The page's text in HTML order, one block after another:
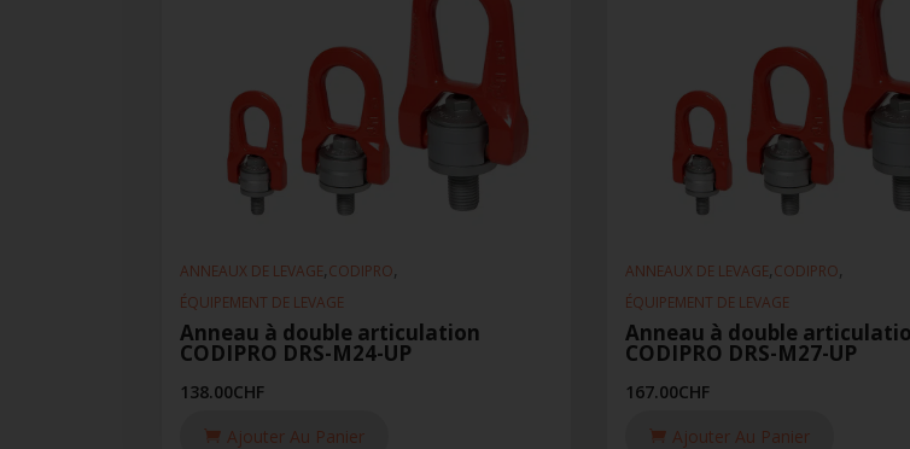
ANNEAUX DE LEVAGE,CODIPRO,
ÉQUIPEMENT DE LEVAGE
Anneau à double articulation
CODIPRO DRS-M24-UP
138.00CHF
Ajouter Au Panier
ANNEAUX DE LEVAGE,CODIPRO,
ÉQUIPEMENT DE LEVAGE
Anneau à double
CODIPRO DRS-M27-UP
167.00CHF
Ajouter Au Panier